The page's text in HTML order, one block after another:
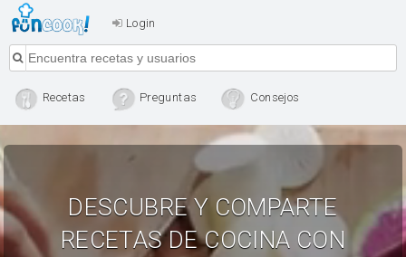
Login
Recetas Preguntas Consejos
DESCUBRE Y COMPARTE
RECETAS DE COCINA CON